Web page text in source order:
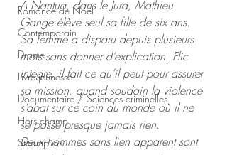
Romance de Noël
Contemporain
Drame
Livre jeunesse
Documentaire / Sciences criminelles
Hors champ
Steampunk
À Nantua, dans le Jura, Mathieu
Gange élève seul sa fille de six ans.
Sa femme a disparu depuis plusieurs
mois sans donner d’explication. Flic
intègre, il fait ce qu’il peut pour assurer
sa mission, quand soudain la violence
s’abat sur ce coin du monde où il ne
se passe presque jamais rien.
Deux hommes sans lien apparent sont